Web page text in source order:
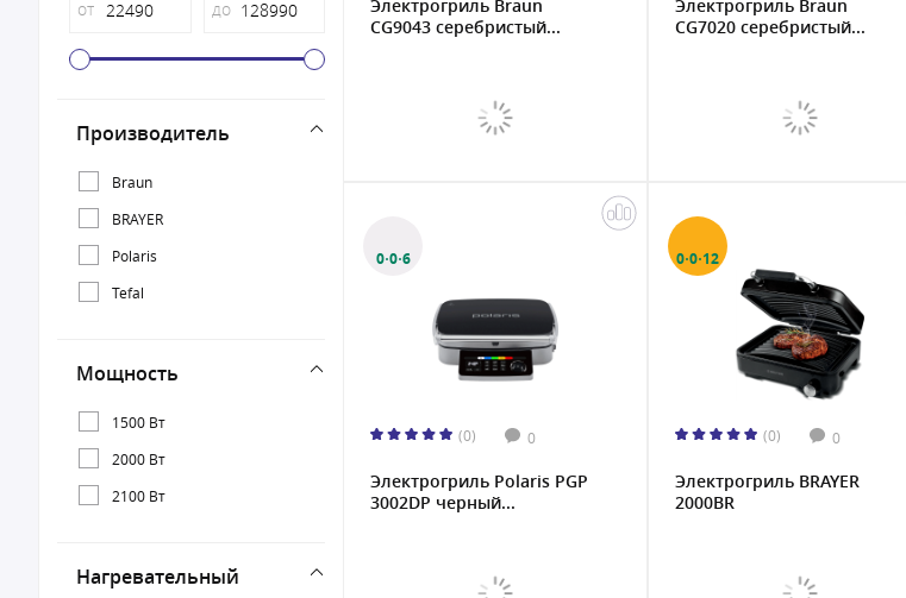
от до
Производитель
Braun
BRAYER
Polaris
Tefal
Мощность
1500 Вт
2000 Вт
2100 Вт
Нагревательный
Электрогриль Braun
CG9043 серебристый...
Электрогриль Braun
CG7020 серебристый...
0·0·6
(0) 0
Электрогриль Polaris PGP
3002DP черный...
0·0·12
(0) 0
Электрогриль BRAYER
2000BR